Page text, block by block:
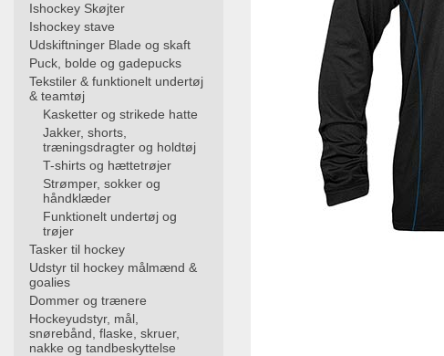
Ishockey Skøjter
Ishockey stave
Udskiftninger Blade og skaft
Puck, bolde og gadepucks
Tekstiler & funktionelt undertøj
& teamtøj
Kasketter og strikede hatte
Jakker, shorts,
træningsdragter og holdtøj
T-shirts og hættetrøjer
Strømper, sokker og
håndklæder
Funktionelt undertøj og
trøjer
Tasker til hockey
Udstyr til hockey målmænd &
goalies
Dommer og trænere
Hockeyudstyr, mål,
snørebånd, flaske, skruer,
nakke og tandbeskyttelse